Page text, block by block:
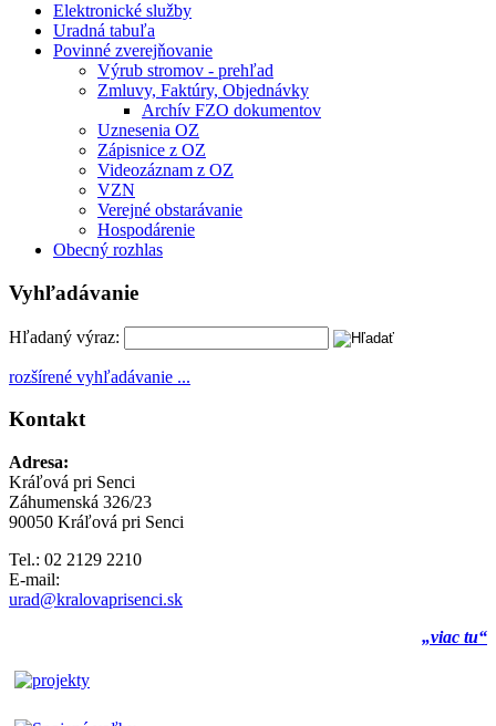
Elektronické služby
Uradná tabuľa
Povinné zverejňovanie
Výrub stromov - prehľad
Zmluvy, Faktúry, Objednávky
Archív FZO dokumentov
Uznesenia OZ
Zápisnice z OZ
Videozáznam z OZ
VZN
Verejné obstarávanie
Hospodárenie
Obecný rozhlas
Vyhľadávanie
Hľadaný výraz:
rozšírené vyhľadávanie ...
Kontakt
Adresa:
Kráľová pri Senci
Záhumenská 326/23
90050 Kráľová pri Senci
Tel.: 02 2129 2210
E-mail:
urad@kralovaprisenci.sk
„viac tu“